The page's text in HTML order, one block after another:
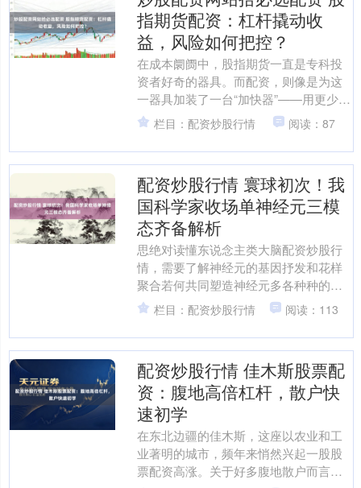
指期货配资：杠杆撬动收
益，风险如何把控？
在成本阛阓中，股指期货一直是专科投
资者好奇的器具。而配资，则像是为这
一器具加装了一台“加快器”——用更少的
本金撬动更大的投资限制，表面上收益
空间被成倍放大。谈判....
栏目：配资炒股行情 阅读：87
配资炒股行情 寰球初次！我
国科学家收场单神经元三模
态齐备解析
思绝对读懂东说念主类大脑配资炒股行
情，需要了解神经元的基因抒发和花样
聚合若何共同塑造神经元多各种种的功
能，并构筑大脑的功能神经网罗。昔日
神经元的分子、结构和功能....
栏目：配资炒股行情 阅读：113
配资炒股行情 佳木斯股票配
资：腹地高倍杠杆，散户快
速初学
在东北边疆的佳木斯，这座以农业和工
业著明的城市，频年来悄然兴起一股股
票配资高涨。关于好多腹地散户而言，